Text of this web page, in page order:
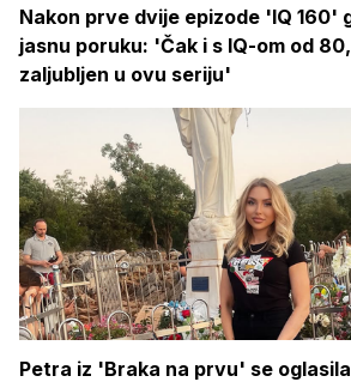
Nakon prve dvije epizode 'IQ 160'
jasnu poruku: 'Čak i s IQ-om od
zaljubljen u ovu seriju'
Petra iz 'Braka na prvu' se